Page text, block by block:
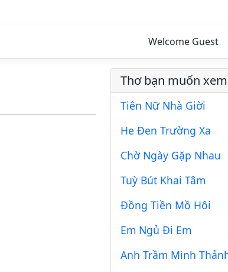
Welcome Guest
Thơ bạn muốn xem
Tiên Nữ Nhà Giời
He Đen Trường Xa
Chờ Ngày Gặp Nhau
Tuỳ Bút Khai Tâm
Đồng Tiền Mồ Hôi
Em Ngủ Đi Em